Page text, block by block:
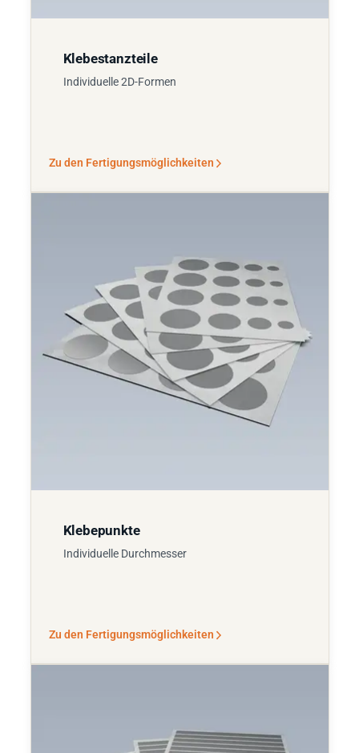
Klebestanzteile
Individuelle 2D-Formen
Zu den Fertigungsmöglichkeiten
Klebepunkte
Individuelle Durchmesser
Zu den Fertigungsmöglichkeiten